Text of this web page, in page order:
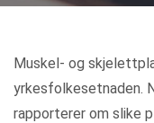
Muskel- og
yrkesfolkesetnaden.
rapporterer om slike